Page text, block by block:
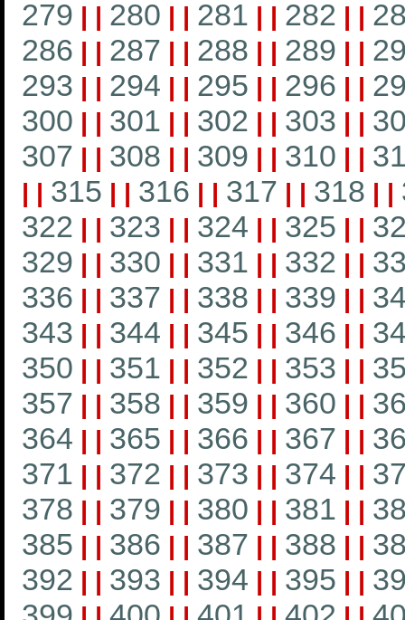
279 | | 280 | | 281 | | 282 | |
286 | | 287 | | 288 | | 289 | |
293 | | 294 | | 295 | | 296 | |
300 | | 301 | | 302 | | 303 | |
307 | | 308 | | 309 | | 310 | |
| | 315 | | 316 | | 317 | | 318 | |
322 | | 323 | | 324 | | 325 | |
329 | | 330 | | 331 | | 332 | |
336 | | 337 | | 338 | | 339 | |
343 | | 344 | | 345 | | 346 | |
350 | | 351 | | 352 | | 353 | |
357 | | 358 | | 359 | | 360 | |
364 | | 365 | | 366 | | 367 | |
371 | | 372 | | 373 | | 374 | |
378 | | 379 | | 380 | | 381 | |
385 | | 386 | | 387 | | 388 | |
392 | | 393 | | 394 | | 395 | |